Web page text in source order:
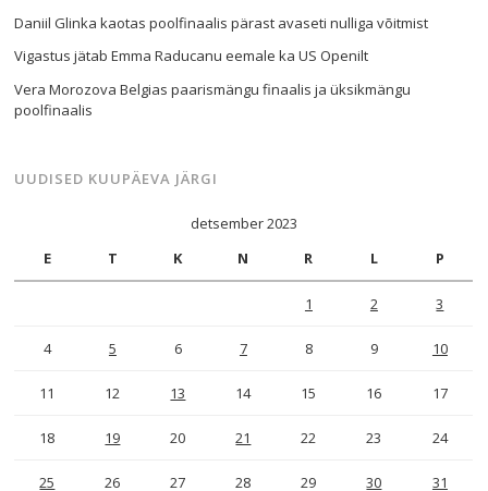
Daniil Glinka kaotas poolfinaalis pärast avaseti nulliga võitmist
Vigastus jätab Emma Raducanu eemale ka US Openilt
Vera Morozova Belgias paarismängu finaalis ja üksikmängu
poolfinaalis
UUDISED KUUPÄEVA JÄRGI
detsember 2023
E
T K N R L P
1 2 3
4 5 6 7 8 9 10
11 12 13 14 15 16 17
18 19 20 21 22 23 24
25 26 27 28 29 30 31